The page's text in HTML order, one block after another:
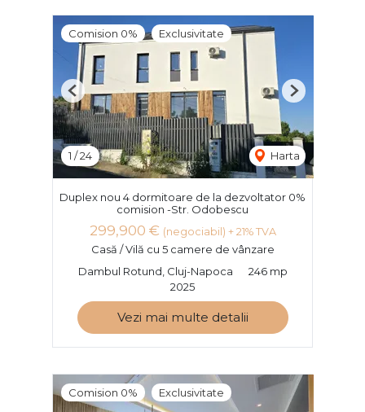
Comision 0% Exclusivitate
1 /24 Harta
Previous Next
Duplex nou 4 dormitoare de la dezvoltator 0%
comision -Str. Odobescu
299,900 € (negociabil) + 21% TVA
Casă / Vilă cu 5 camere de vânzare
Dambul Rotund, Cluj-Napoca
246 mp
2025
Vezi mai multe detalii
Comision 0% Exclusivitate